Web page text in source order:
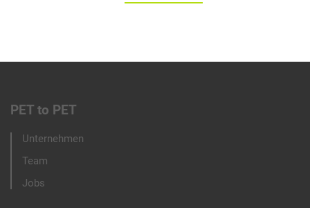
Footer
menu
PET to PET
Unternehmen
Team
Jobs